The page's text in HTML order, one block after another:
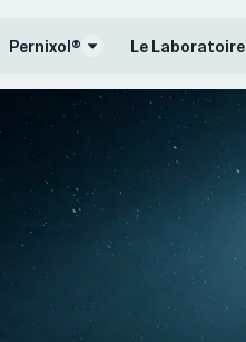
Pernixol® Le Laboratoire